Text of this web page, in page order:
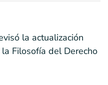
la actualización
Filosofía del Derecho